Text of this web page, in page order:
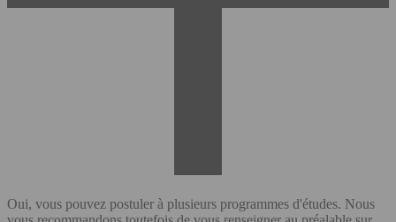
Oui, vous pouvez postuler à plusieurs programmes d'études. Nous